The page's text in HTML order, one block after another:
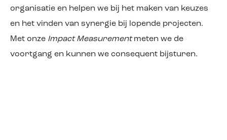
organisatie en helpen we bij het maken van keuzes
en het vinden van synergie bij lopende projecten.
Met onze Impact Measurementmeten we de
voortgang en kunnen we consequent bijsturen.